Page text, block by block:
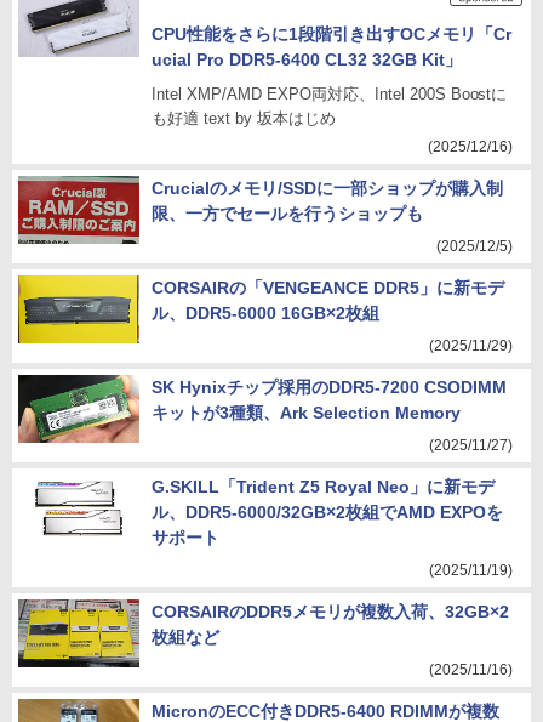
CPU性能をさらに1段階引き出すOCメモリ「Cr
ucial Pro DDR5-6400 CL32 32GB Kit」
Intel XMP/AMD EXPO両対応、Intel 200S Boostに
も好適 text by 坂本はじめ
(2025/12/16)
Crucialのメモリ/SSDに一部ショップが購入制
限、一方でセールを行うショップも
(2025/12/5)
CORSAIRの「VENGEANCE DDR5」に新モデ
ル、DDR5-6000 16GB×2枚組
(2025/11/29)
SK Hynixチップ採用のDDR5-7200 CSODIMM
キットが3種類、Ark Selection Memory
(2025/11/27)
G.SKILL「Trident Z5 Royal Neo」に新モデ
ル、DDR5-6000/32GB×2枚組でAMD EXPOを
サポート
(2025/11/19)
CORSAIRのDDR5メモリが複数入荷、32GB×2
枚組など
(2025/11/16)
MicronのECC付きDDR5-6400 RDIMMが複数